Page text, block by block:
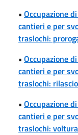
• Occupazione
cantieri e per
traslochi:
• Occupazione
cantieri e per
traslochi:
• Occupazione
cantieri e per
traslochi: